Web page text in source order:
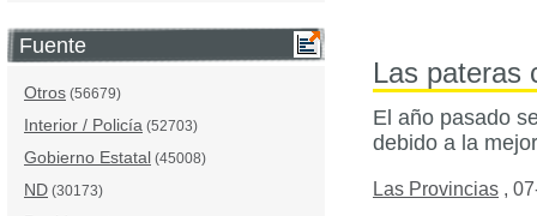
Fuente
Otros (56679)
Interior / Policía (52703)
Gobierno Estatal (45008)
ND (30173)
Las pateras
El año pasado
debido a la
Las Provincias ,